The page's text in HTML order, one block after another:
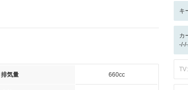
排気量 660cc
キ
カ